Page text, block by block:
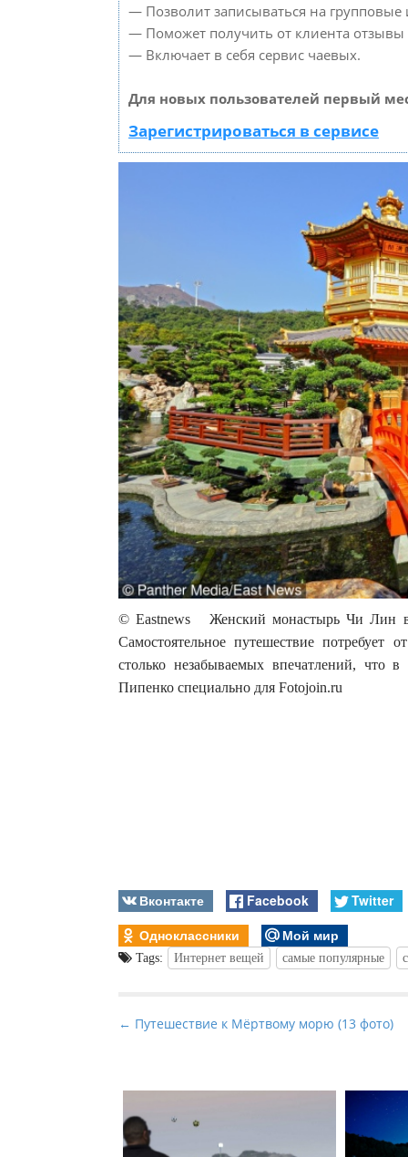
— Позволит записываться на
— Поможет получить от клиента отзывы
— Включает в себя сервис чаевых.
Для новых пользователей первый
Зарегистрироваться в сервисе
© Eastnews Женский монастырь Чи Лин в
Самостоятельное путешествие
столько незабываемых впечатлений, что
Пипенко специально для Fotojoin.ru
Вконтакте Facebook
Twitter
Одноклассники
Мой мир
Tags: Интернет вещей самые популярные
P
t
n
a
← Путешествие к Мёртвому морю (13 фото)